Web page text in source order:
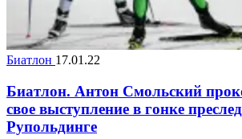
Биатлон 17.01.22
Биатлон. Антон Смольский
свое выступление в гонке
Рупольдинге